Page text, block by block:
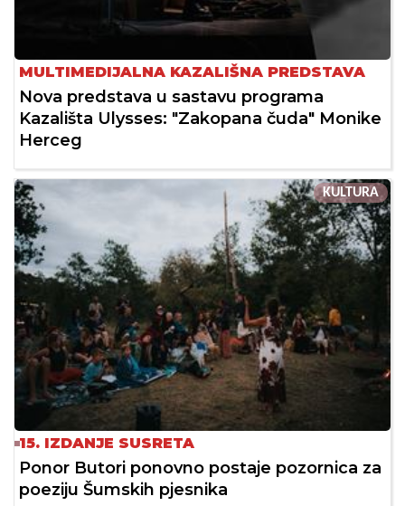
MULTIMEDIJALNA KAZALIŠNA PREDSTAVA
Nova predstava u sastavu programa
Kazališta Ulysses: "Zakopana čuda" Monike
Herceg
KULTURA
15. IZDANJE SUSRETA
Ponor Butori ponovno postaje pozornica za
poeziju Šumskih pjesnika